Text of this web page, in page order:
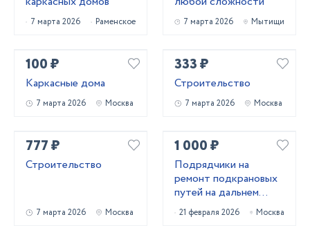
7 марта 2026 Раменское 7 марта 2026 Мытищи
100 ₽
Каркасные дома
7 марта 2026 Москва
333 ₽
Строительство
7 марта 2026 Москва
777 ₽
Строительство
7 марта 2026 Москва
1 000 ₽
Подрядчики на
ремонт подкрановых
путей на дальнем
востоке
21 февраля 2026 Москва